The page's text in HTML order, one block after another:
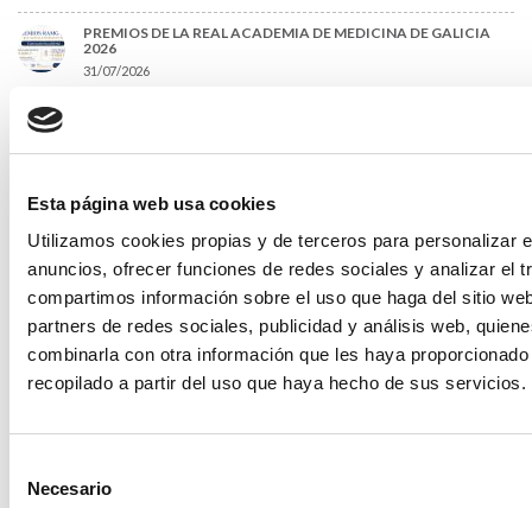
Esta página web usa cookies
Utilizamos cookies propias y de terceros para personalizar
anuncios, ofrecer funciones de redes sociales y analizar el
compartimos información sobre el uso que haga del sitio
partners de redes sociales, publicidad y análisis web,
combinarla con otra información que les haya
recopilado a partir del uso que haya hecho de sus servicios.
Necesario
PREMIOS DE LA REAL ACADEMIA DE MEDICINA DE GALICIA
2026
31/07/2026
EL COLEGIO MÉDICO DE OURENSE CONVOCA EL I CERTAMEN
(MIR)
22/07/2026
TRÁFICO SUPRIME LAS EXENCIONES MÉDICAS PARA EL USO
DEL CASCO Y DEL CINTURÓN DE SEGURIDAD
EL AUMENTO DE PRIMAS A MUFACE NO MEJORA LAS
CONDICIONES DE LOS MÉDICOS QUE ATIENDEN A
09/07/2026
URGENTES ANTE LA SITUACIÓN CRÍTICA DEL SERVICIO DE